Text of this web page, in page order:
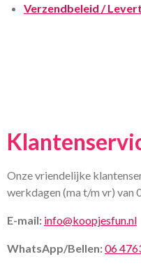
Verzendbeleid /
Onze vriendelijke
werkdagen (ma t/m vr) van
E-mail: info@koopjesfun.nl
WhatsApp/Bellen:06